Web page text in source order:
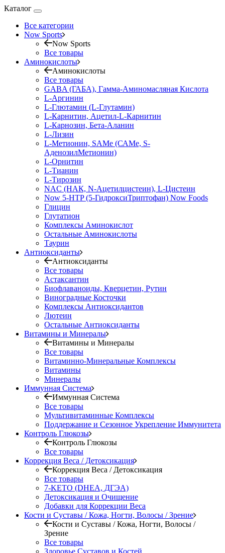
Каталог
Все категории
Now Sports
Now Sports
Все товары
Аминокислоты
Аминокислоты
Все товары
GABA (ГАБА), Гамма-Аминомасляная Кислота
L-Аргинин
L-Глютамин (L-Глутамин)
L-Карнитин, Ацетил-L-Карнитин
L-Карнозин, Бета-Аланин
L-Лизин
L-Метионин, SAMe (САМе, S-
АденозилМетионин)
L-Орнитин
L-Тианин
L-Тирозин
NAC (НАК, N-Ацетилцистеин), L-Цистеин
Now 5-HTP (5-ГидроксиТриптофан) Now Foods
Глицин
Глутатион
Комплексы Аминокислот
Остальные Аминокислоты
Таурин
Антиоксиданты
Антиоксиданты
Все товары
Астаксантин
Биофлаваноиды, Кверцетин, Рутин
Виноградные Косточки
Комплексы Антиоксидантов
Лютеин
Остальные Антиоксиданты
Витамины и Минералы
Витамины и Минералы
Все товары
Витаминно-Минеральные Комплексы
Витамины
Минералы
Иммунная Система
Иммунная Система
Все товары
Мультивитаминные Комплексы
Поддержание и Сезонное Укрепление Иммунитета
Контроль Глюкозы
Контроль Глюкозы
Все товары
Коррекция Веса / Детоксикация
Коррекция Веса / Детоксикация
Все товары
7-KETO (DHEA, ДГЭА)
Детоксикация и Очищение
Добавки для Коррекции Веса
Кости и Суставы / Кожа, Ногти, Волосы / Зрение
Кости и Суставы / Кожа, Ногти, Волосы /
Зрение
Все товары
Здоровье Суставов и Костей